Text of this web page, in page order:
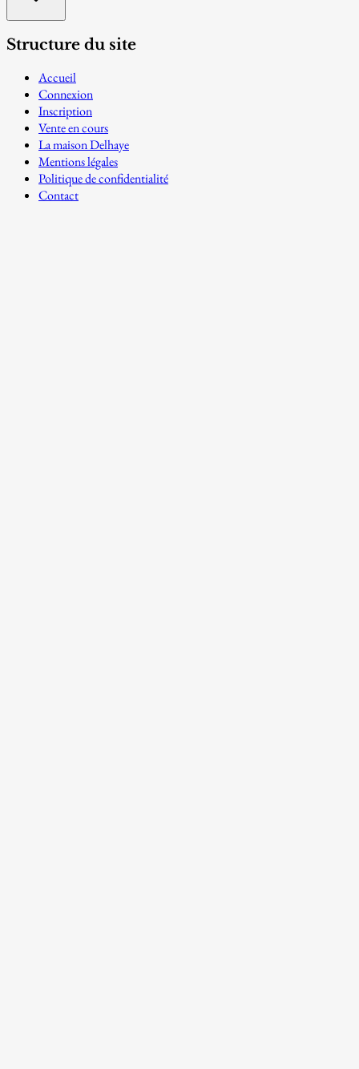
Structure du site
Accueil
Connexion
Inscription
Vente en cours
La maison Delhaye
Mentions légales
Politique de confidentialité
Contact